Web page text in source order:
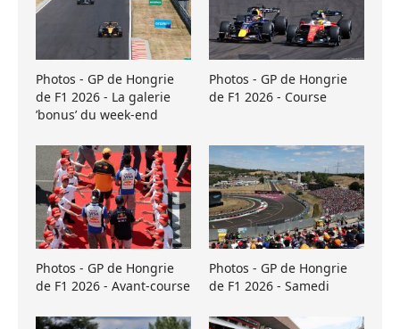
Photos - GP de Hongrie
de F1 2026 - La galerie
’bonus’ du week-end
Photos - GP de Hongrie
de F1 2026 - Course
Photos - GP de Hongrie
de F1 2026 - Avant-course
Photos - GP de Hongrie
de F1 2026 - Samedi